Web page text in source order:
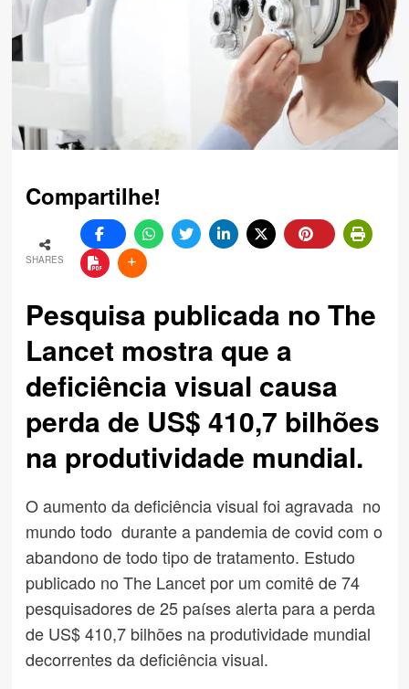
Compartilhe!
SHARES
Pesquisa publicada no The
Lancet mostra que a
deficiência visual causa
perda de US$ 410,7 bilhões
na produtividade mundial.
O aumento da deficiência visual foi agravada no
mundo todo durante a pandemia de covid com o
abandono de todo tipo de tratamento. Estudo
publicado no The Lancet por um comitê de 74
pesquisadores de 25 países alerta para a perda
de US$ 410,7 bilhões na produtividade mundial
decorrentes da deficiência visual.